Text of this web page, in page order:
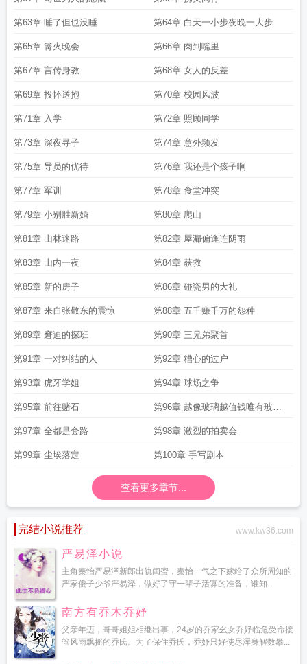
第63章 睡了但也没睡 第64章 白天一小步夜晚一大步
第65章 篝火晚会 第66章 肉到嘴里
第67章 言传身教 第68章 女人的反差
第69章 投怀送抱 第70章 校园风波
第71章 入学 第72章 照顾同学
第73章 深夜寻子 第74章 意外频发
第75章 导员的优待 第76章 我还是个孩子啊
第77章 军训 第78章 食堂冲突
第79章 小别胜新婚 第80章 爬山
第81章 山林迷路 第82章 屋漏偏逢连阴雨
第83章 山内一夜 第84章 获救
第85章 新的房子 第86章 碰瓷男的大礼
第87章 来自张敬东的震惊 第88章 五千赚千万的怨种
第89章 窘迫的探班 第90章 三兄弟聚首
第91章 一对纠结的人 第92章 糟心的过户
第93章 虎牙学姐 第94章 球场之争
第95章 前往赌石 第96章 越像玻璃越值钱唯有玻璃
不值钱
第97章 全都是套路 第98章 激烈的拍卖会
第99章 尘埃落定 第100章 手写剧本
查看更多章节...
完结小说推荐 www.kw36.com
严易泽小说
主角秦怡严易泽新郎出轨闺蜜，秦怡一气之下嫁给了众所周知的
严家傻子少爷严易泽，做好了守一辈子活寡的准备，谁知...
南方有乔木乔妤
父亲年迈，哥哥姐姐相继出事，24岁的乔家幺女乔妤临危受命接
管风雨飘摇的乔氏。为了保住乔氏，乔妤只好使尽浑身解数攀...